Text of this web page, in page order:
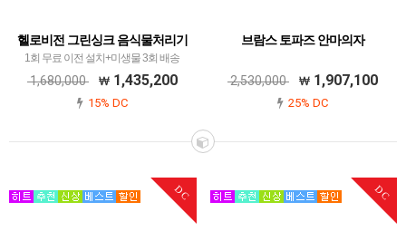
헬로비전 그린싱크 음식물처리기
1회 무료 이전 설치+미생물 3회 배송
1,680,000 1,435,200
15% DC
브람스 토파즈 안마의자
2,530,000 1,907,100
25% DC
DC DC